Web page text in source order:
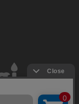
レカ